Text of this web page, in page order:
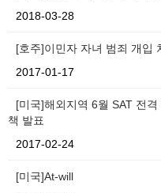
2018-03-28
[호주]이민자 자녀 범죄 개입
2017-01-17
[미국]해외지역 6월 SAT 전
책 발표
2017-02-24
[미국]At-will